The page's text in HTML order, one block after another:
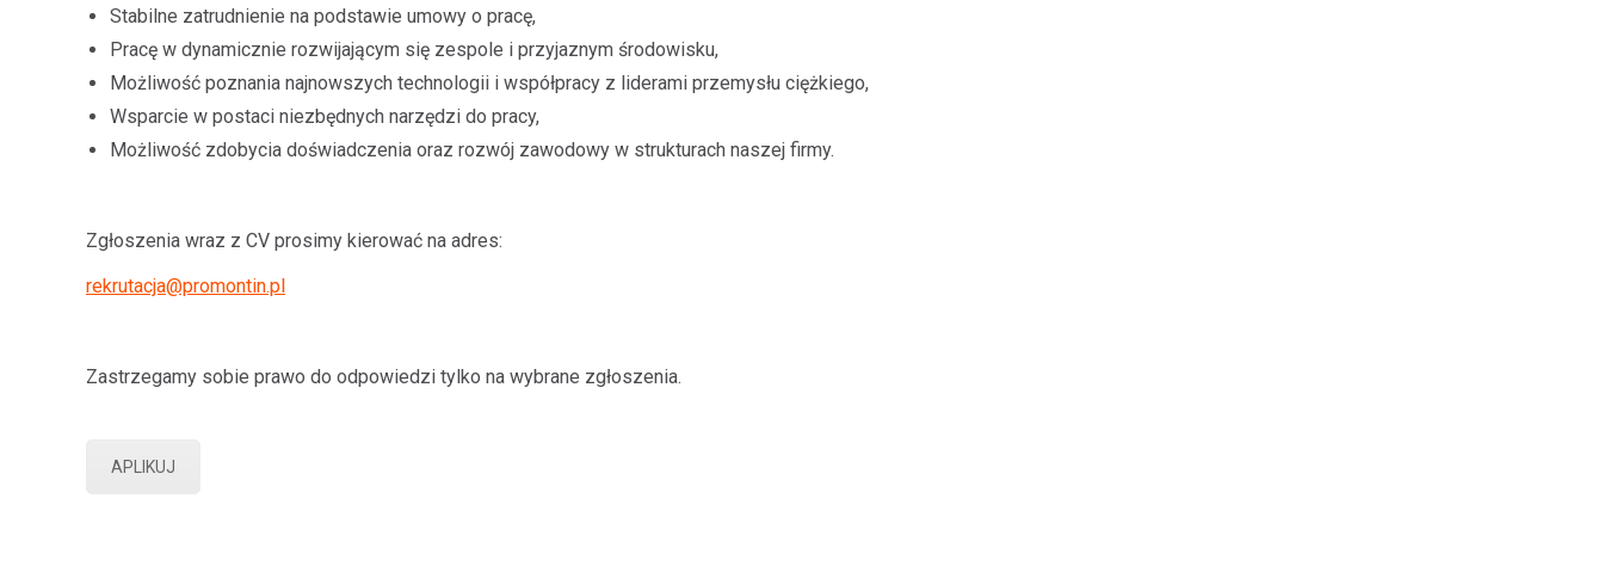
Stabilne zatrudnienie na podstawie umowy o pracę,
Pracę w dynamicznie rozwijającym się zespole i przyjaznym środowisku,
Możliwość poznania najnowszych technologii i współpracy z liderami przemysłu ciężkiego,
Wsparcie w postaci niezbędnych narzędzi do pracy,
Możliwość zdobycia doświadczenia oraz rozwój zawodowy w strukturach naszej firmy.
Zgłoszenia wraz z CV prosimy kierować na adres:
rekrutacja@promontin.pl
Zastrzegamy sobie prawo do odpowiedzi tylko na wybrane zgłoszenia.
APLIKUJ